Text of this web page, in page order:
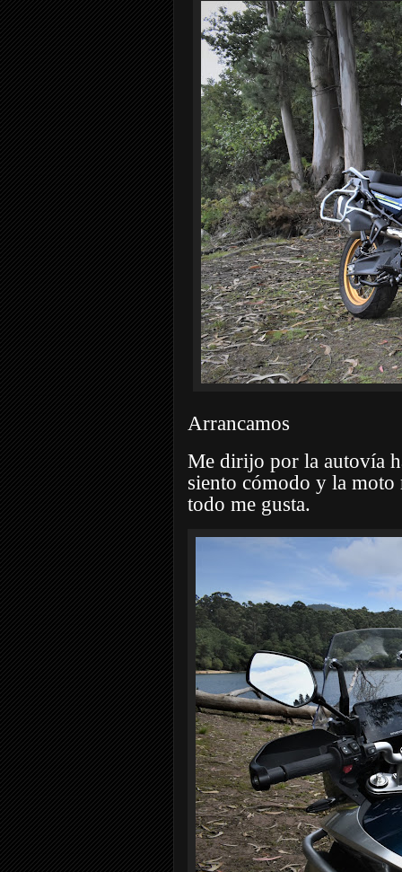
Arrancamos
Me dirijo por la autovía
siento cómodo y la moto
todo me gusta.